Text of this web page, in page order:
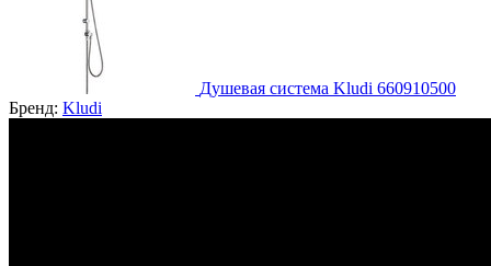
Душевая система Kludi 660910500
Бренд: Kludi